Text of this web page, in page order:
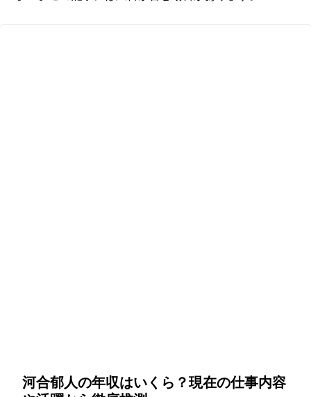
河合郁人の年収はいくら？現在の仕事内容